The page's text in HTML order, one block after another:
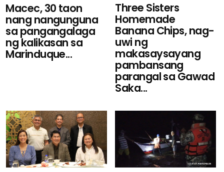
Macec, 30 taon
nang nangunguna
sa pangangalaga
ng kalikasan sa
Marinduque...
Three Sisters
Homemade
Banana Chips, nag-
uwi ng
makasaysayang
pambansang
parangal sa Gawad
Saka...